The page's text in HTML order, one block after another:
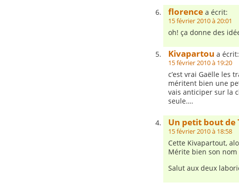
florence a écrit:
15 février 2010 à 20:01
oh! ça donne des
Kivapartou a écrit:
15 février 2010 à 19:20
c’est vrai Gaëlle les
méritent bien une
vais anticiper sur la
seule….
Un petit bout de
15 février 2010 à 18:58
Cette Kivapartout,
Mérite bien son nom
Salut aux deux